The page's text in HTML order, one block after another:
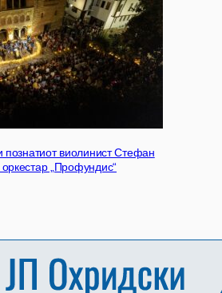
познатиот виолинист Стефан
„Профундис“